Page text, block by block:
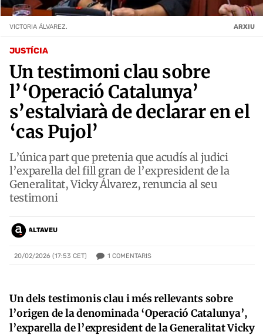
JUSTÍCIA
Un testimoni clau sobre
l’‘Operació Catalunya’
s’estalviarà de declarar en el
‘cas Pujol’
L’única part que pretenia que acudís al judici
l’exparella del fill gran de l’expresident de la
Generalitat, Vicky Álvarez, renuncia al seu
testimoni
ALTAVEU
20/02/2026 (17:53 CET) 1 COMENTARIS
VICTORIA ÁLVAREZ. ARXIU
Un dels testimonis clau i més rellevants sobre
l’origen de la denominada ‘Operació Catalunya’,
l’exparella de l’expresident de la Generalitat Vicky